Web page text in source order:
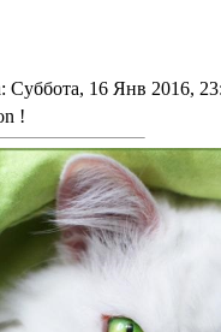
Суббота, 16 Янв 2016,
!